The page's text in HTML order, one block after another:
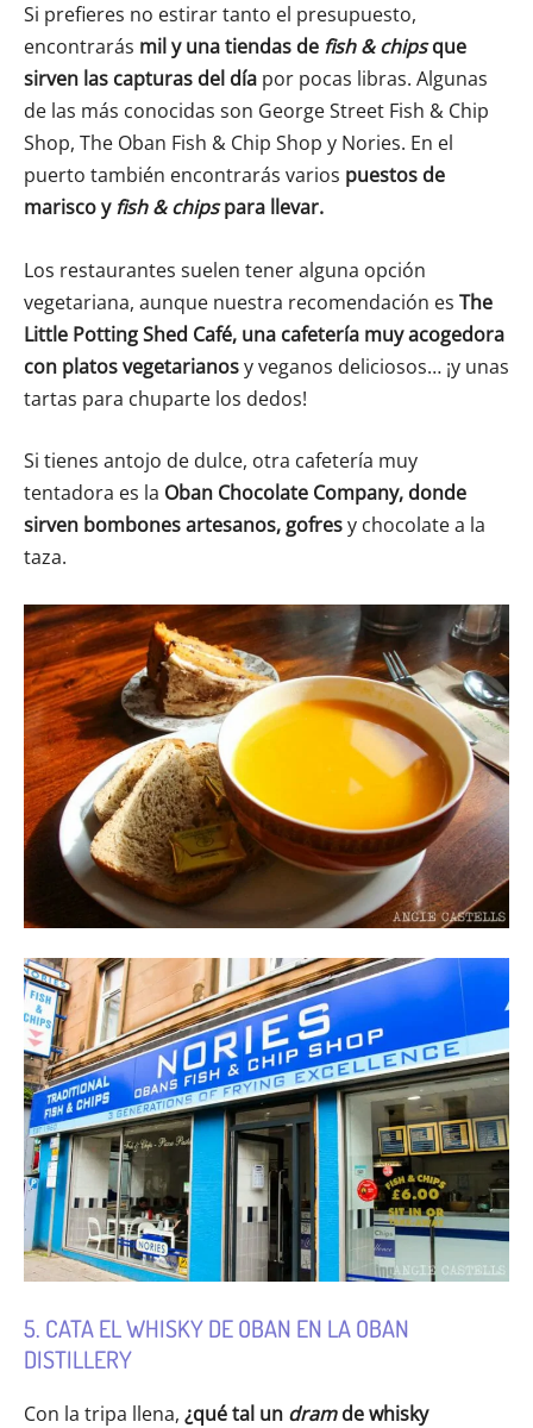
Si prefieres no estirar tanto el presupuesto,
encontrarás mil y una tiendas de fish & chipsque
sirven las capturas del día por pocas libras. Algunas
de las más conocidas son George Street Fish & Chip
Shop, The Oban Fish & Chip Shop y Nories. En el
puerto también encontrarás varios puestos de
marisco yfish & chipspara llevar.
Los restaurantes suelen tener alguna opción
vegetariana, aunque nuestra recomendación es The
Little Potting Shed Café, una cafetería muy acogedora
con platos vegetarianosy veganos deliciosos… ¡y unas
tartas para chuparte los dedos!
Si tienes antojo de dulce, otra cafetería muy
tentadora es la Oban Chocolate Company, donde
sirven bombones artesanos, gofresy chocolate a la
taza.
5. CATA EL WHISKY DE OBAN EN LA OBAN
DISTILLERY
Con la tripa llena, ¿qué tal un dramde whisky